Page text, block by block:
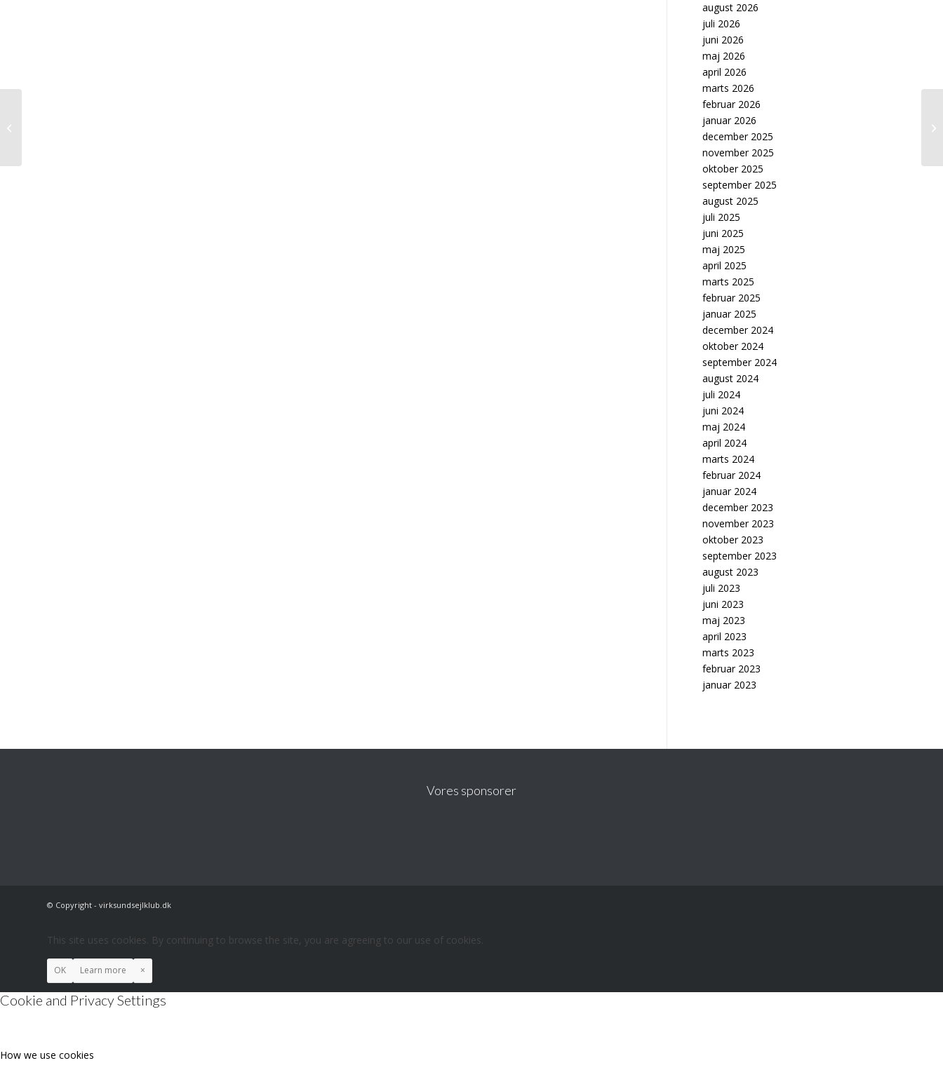
august 2026
juli 2026
juni 2026
maj 2026
april 2026
marts 2026
februar 2026
januar 2026
december 2025
november 2025
oktober 2025
september 2025
august 2025
juli 2025
juni 2025
maj 2025
april 2025
marts 2025
februar 2025
januar 2025
december 2024
oktober 2024
september 2024
august 2024
juli 2024
juni 2024
maj 2024
april 2024
marts 2024
februar 2024
januar 2024
december 2023
november 2023
oktober 2023
september 2023
august 2023
juli 2023
juni 2023
maj 2023
april 2023
marts 2023
februar 2023
januar 2023
Vores sponsorer
© Copyright - virksundsejlklub.dk
This site uses cookies. By continuing to browse the site, you are agreeing to our use of cookies.
OK Learn more ×
Cookie and Privacy Settings
How we use cookies